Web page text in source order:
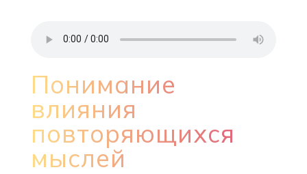
Понимание
влияния
повторяющихся
мыслей